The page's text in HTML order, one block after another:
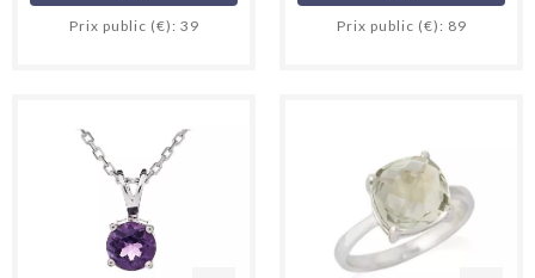
Prix public (€): 39 Prix public (€): 89